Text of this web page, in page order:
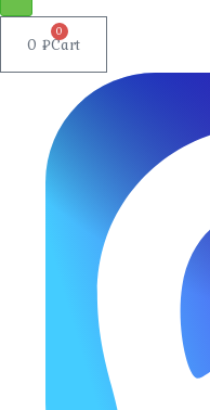
0 ₽
0
Cart